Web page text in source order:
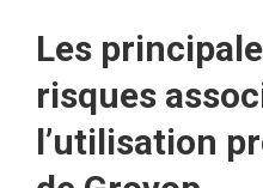
Les
risques
l’utilisation